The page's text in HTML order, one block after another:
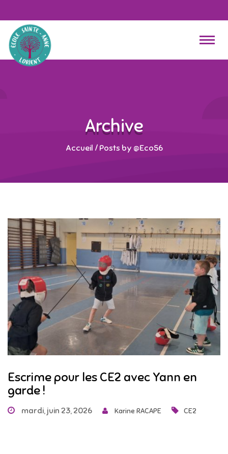
Archive
Accueil / Posts by @Eco56
Escrime pour les CE2 avec Yann en
garde !
mardi, juin 23, 2026 Karine RACAPE CE2